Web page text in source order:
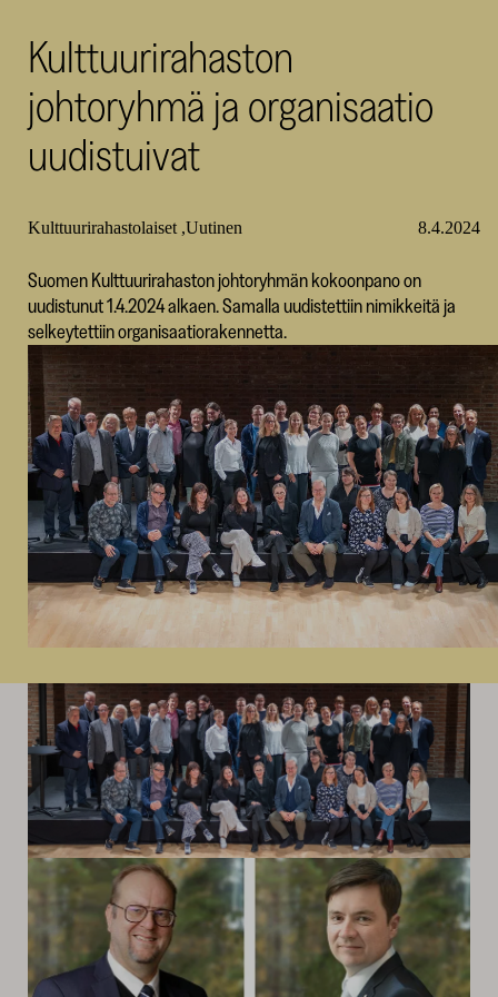
Kulttuurirahaston
johtoryhmä ja organisaatio
uudistuivat
Kulttuurirahastolaiset Uutinen 8.4.2024
Suomen Kulttuurirahaston johtoryhmän kokoonpano on
uudistunut 1.4.2024 alkaen. Samalla uudistettiin nimikkeitä ja
selkeytettiin organisaatiorakennetta.